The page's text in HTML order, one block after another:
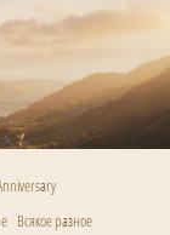
Всякое разное